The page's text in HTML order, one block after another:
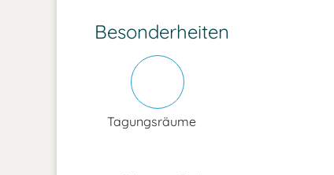
Besonderheiten
Tagungsräume